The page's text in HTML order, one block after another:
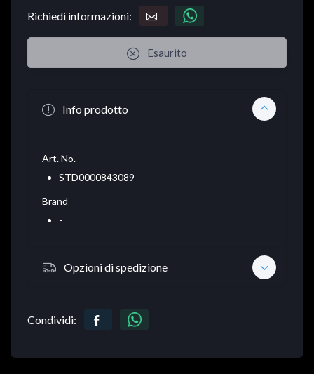
Richiedi informazioni:
Esaurito
Info prodotto
Art. No.
STD0000843089
Brand
-
Opzioni di spedizione
Condividi: